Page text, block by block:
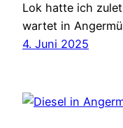
Lok hatte ich
wartet in
4. Juni 2025